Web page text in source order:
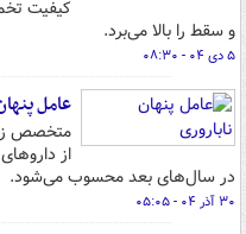
و سقط را بالا می‌برد.
۵ دی ۰۴ - ۰۸:۳۰
عامل
متخصص
از
در سال‌های بعد محسوب می‌شود.
۳۰ آذر ۰۴ - ۰۵:۰۵